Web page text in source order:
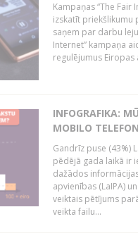
Kampaņas “The
izskatīt priekšlikumu
saņem par darbu
Internet” kampaņa
regulējumus
INFOGRAFIKA:
MOBILO
Gandrīz puse (43%)
pēdējā gada laikā ir
dažādos
apvienības (LaIPA)
veiktais pētījums
veikta failu...